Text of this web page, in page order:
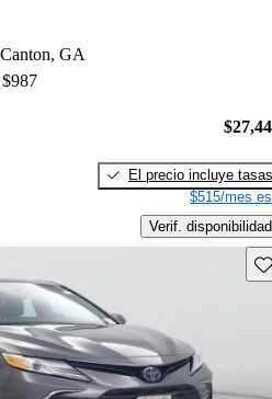
GA
El precio incluye tasas
$515/mes
Verif. disponibilidad